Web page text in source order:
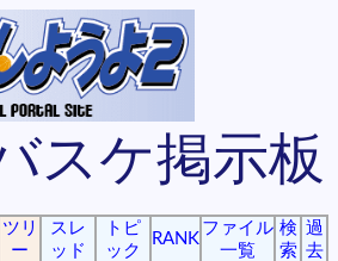
スケ掲示板
ツリ
ー
スレ
ッド
トピ
ック
RANK
ファイル
一覧
検
索
過
去